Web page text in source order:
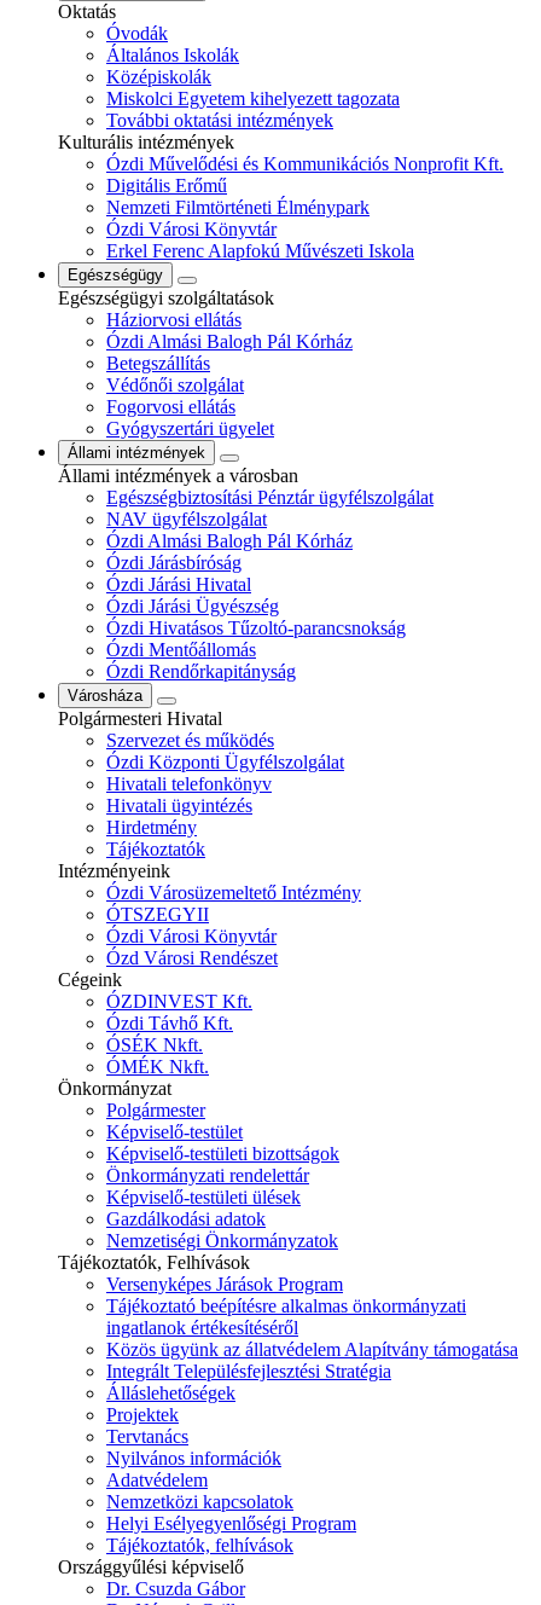
Oktatás
Óvodák
Általános Iskolák
Középiskolák
Miskolci Egyetem kihelyezett tagozata
További oktatási intézmények
Kulturális intézmények
Ózdi Művelődési és Kommunikációs Nonprofit Kft.
Digitális Erőmű
Nemzeti Filmtörténeti Élménypark
Ózdi Városi Könyvtár
Erkel Ferenc Alapfokú Művészeti Iskola
Egészségügy
Egészségügyi szolgáltatások
Háziorvosi ellátás
Ózdi Almási Balogh Pál Kórház
Betegszállítás
Védőnői szolgálat
Fogorvosi ellátás
Gyógyszertári ügyelet
Állami intézmények
Állami intézmények a városban
Egészségbiztosítási Pénztár ügyfélszolgálat
NAV ügyfélszolgálat
Ózdi Almási Balogh Pál Kórház
Ózdi Járásbíróság
Ózdi Járási Hivatal
Ózdi Járási Ügyészség
Ózdi Hivatásos Tűzoltó-parancsnokság
Ózdi Mentőállomás
Ózdi Rendőrkapitányság
Városháza
Polgármesteri Hivatal
Szervezet és működés
Ózdi Központi Ügyfélszolgálat
Hivatali telefonkönyv
Hivatali ügyintézés
Hirdetmény
Tájékoztatók
Intézményeink
Ózdi Városüzemeltető Intézmény
ÓTSZEGYII
Ózdi Városi Könyvtár
Ózd Városi Rendészet
Cégeink
ÓZDINVEST Kft.
Ózdi Távhő Kft.
ÓSÉK Nkft.
ÓMÉK Nkft.
Önkormányzat
Polgármester
Képviselő-testület
Képviselő-testületi bizottságok
Önkormányzati rendelettár
Képviselő-testületi ülések
Gazdálkodási adatok
Nemzetiségi Önkormányzatok
Tájékoztatók, Felhívások
Versenyképes Járások Program
Tájékoztató beépítésre alkalmas önkormányzati
ingatlanok értékesítéséről
Közös ügyünk az állatvédelem Alapítvány támogatása
Integrált Településfejlesztési Stratégia
Álláslehetőségek
Projektek
Tervtanács
Nyilvános információk
Adatvédelem
Nemzetközi kapcsolatok
Helyi Esélyegyenlőségi Program
Tájékoztatók, felhívások
Országgyűlési képviselő
Dr. Csuzda Gábor